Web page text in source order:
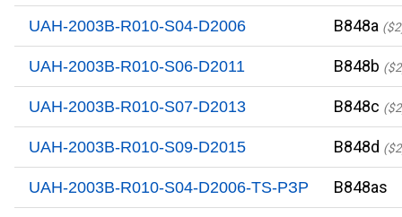
UAH-2003B-R010-S04-D2006 B848a
UAH-2003B-R010-S06-D2011 B848b
UAH-2003B-R010-S07-D2013 B848c
UAH-2003B-R010-S09-D2015 B848d
UAH-2003B-R010-S04-D2006-TS-PЗР B848as